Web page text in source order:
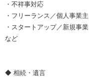
・不祥事対応
・フリーランス／個人事業主
・スタートアップ／新規事業
など
◆ 相続・遺言